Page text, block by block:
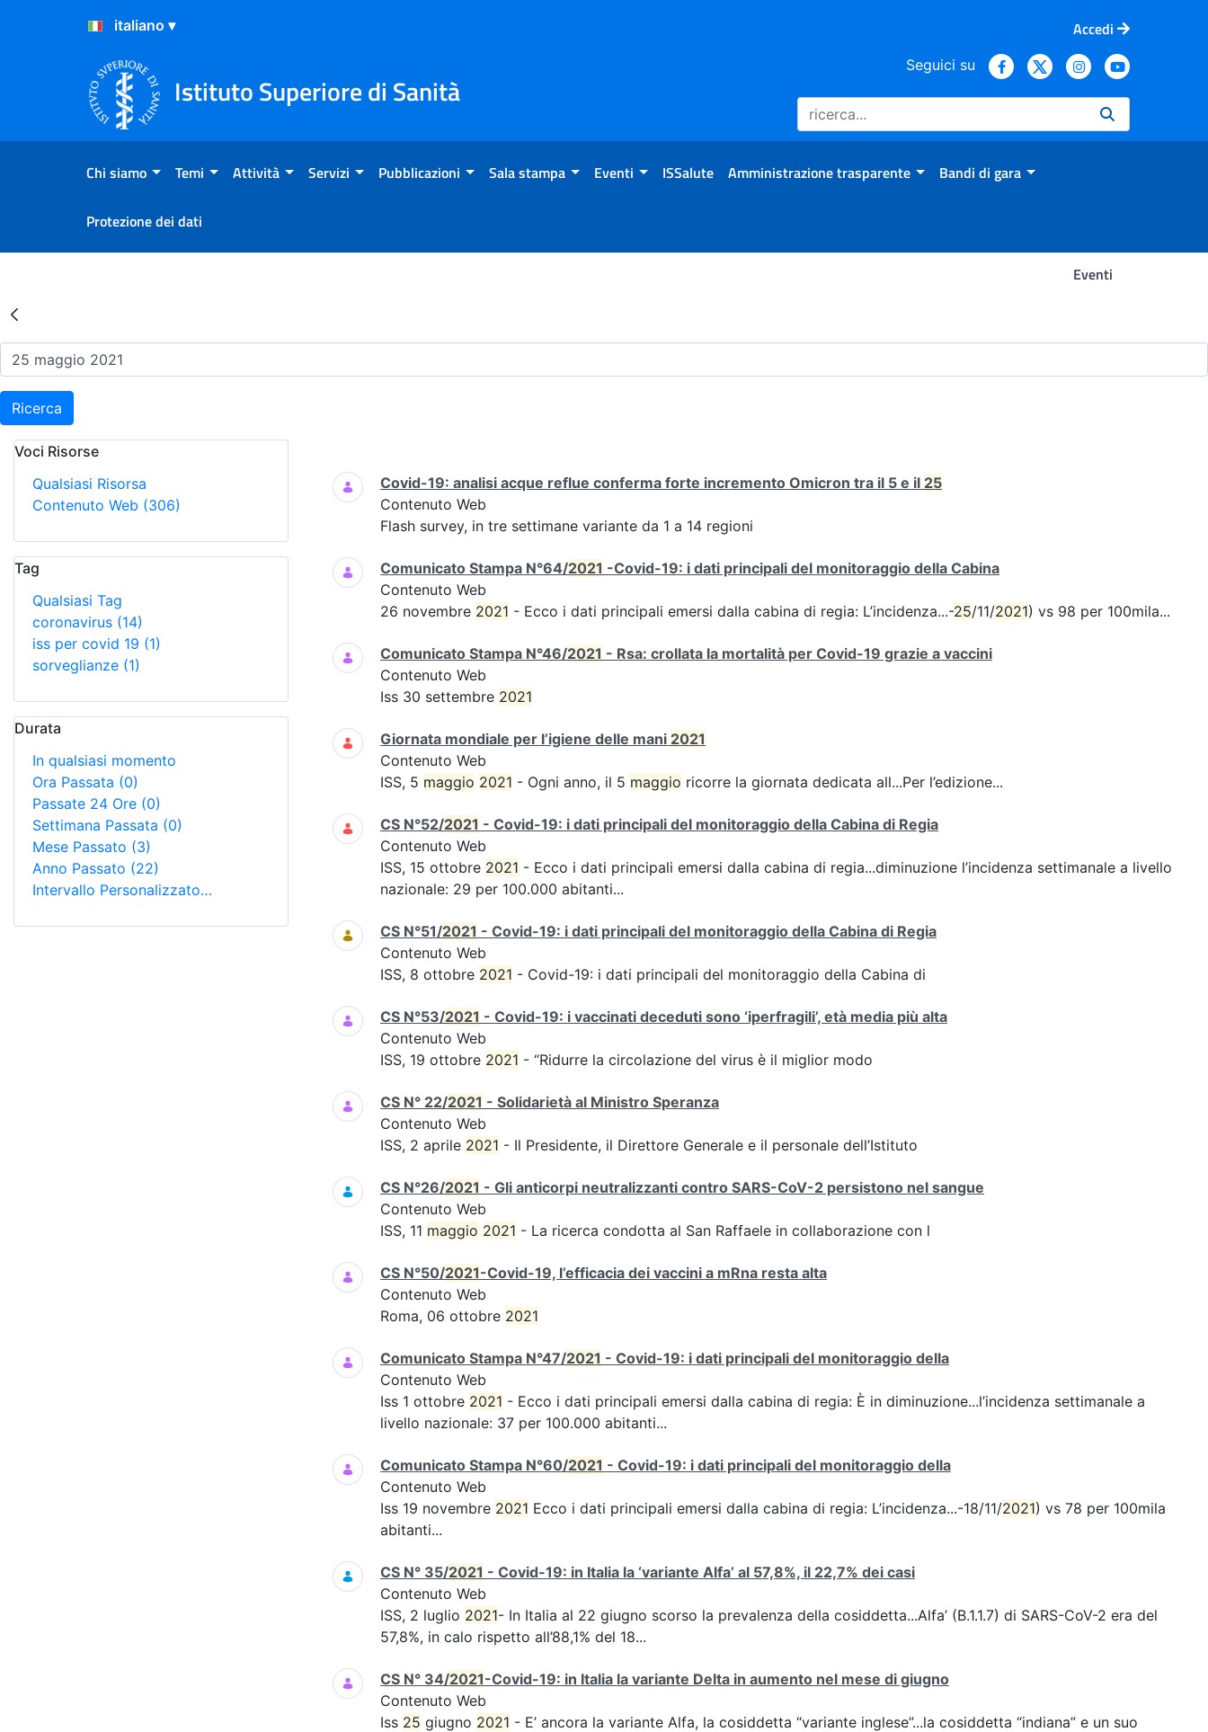
Salta al Contenuto
Salta al Footer
Accedi
Istituto Superiore di Sanità
Seguici su
Chi siamo Temi Attività Servizi Pubblicazioni Sala stampa Eventi ISSalute Amministrazione trasparente Bandi di gara
Protezione dei dati
Eventi
Risultati della Ricerca - Eventi
Ricerca
Voci Risorse
Qualsiasi Risorsa
Contenuto Web (306)
Tag
Qualsiasi Tag
coronavirus (14)
iss per covid 19 (1)
sorveglianze (1)
Durata
In qualsiasi momento
Ora Passata (0)
Passate 24 Ore (0)
Settimana Passata (0)
Mese Passato (3)
Anno Passato (22)
Intervallo Personalizzato…
Ricerca
Covid-19: analisi acque reflue conferma forte incremento Omicron tra il 5 e il 25
Contenuto Web
Flash survey, in tre settimane variante da 1 a 14 regioni
Comunicato Stampa N°64/2021 -Covid-19: i dati principali del monitoraggio della Cabina
Contenuto Web
26 novembre 2021 - Ecco i dati principali emersi dalla cabina di regia: L’incidenza...-25/11/2021) vs 98 per 100mila...
Comunicato Stampa N°46/2021 - Rsa: crollata la mortalità per Covid-19 grazie a vaccini
Contenuto Web
Iss 30 settembre 2021
Giornata mondiale per l’igiene delle mani 2021
Contenuto Web
ISS, 5 maggio 2021 - Ogni anno, il 5 maggio ricorre la giornata dedicata all...Per l’edizione...
CS N°52/2021 - Covid-19: i dati principali del monitoraggio della Cabina di Regia
Contenuto Web
ISS, 15 ottobre 2021 - Ecco i dati principali emersi dalla cabina di regia...diminuzione l’incidenza settimanale a livello
nazionale: 29 per 100.000 abitanti...
CS N°51/2021 - Covid-19: i dati principali del monitoraggio della Cabina di Regia
Contenuto Web
ISS, 8 ottobre 2021 - Covid-19: i dati principali del monitoraggio della Cabina di
CS N°53/2021 - Covid-19: i vaccinati deceduti sono ‘iperfragili’, età media più alta
Contenuto Web
ISS, 19 ottobre 2021 - “Ridurre la circolazione del virus è il miglior modo
CS N° 22/2021 - Solidarietà al Ministro Speranza
Contenuto Web
ISS, 2 aprile 2021 - Il Presidente, il Direttore Generale e il personale dell’Istituto
CS N°26/2021 - Gli anticorpi neutralizzanti contro SARS-CoV-2 persistono nel sangue
Contenuto Web
ISS, 11 maggio 2021 - La ricerca condotta al San Raffaele in collaborazione con l
CS N°50/2021-Covid-19, l’efficacia dei vaccini a mRna resta alta
Contenuto Web
Roma, 06 ottobre 2021
Comunicato Stampa N°47/2021 - Covid-19: i dati principali del monitoraggio della
Contenuto Web
Iss 1 ottobre 2021 - Ecco i dati principali emersi dalla cabina di regia: È in diminuzione...l’incidenza settimanale a
livello nazionale: 37 per 100.000 abitanti...
Comunicato Stampa N°60/2021 - Covid-19: i dati principali del monitoraggio della
Contenuto Web
Iss 19 novembre 2021 Ecco i dati principali emersi dalla cabina di regia: L’incidenza...-18/11/2021) vs 78 per 100mila
abitanti...
CS N° 35/2021 - Covid-19: in Italia la ‘variante Alfa’ al 57,8%, il 22,7% dei casi
Contenuto Web
ISS, 2 luglio 2021- In Italia al 22 giugno scorso la prevalenza della cosiddetta...Alfa’ (B.1.1.7) di SARS-CoV-2 era del
57,8%, in calo rispetto all’88,1% del 18...
CS N° 34/2021-Covid-19: in Italia la variante Delta in aumento nel mese di giugno
Contenuto Web
Iss 25 giugno 2021 - E’ ancora la variante Alfa, la cosiddetta “variante inglese”...la cosiddetta “indiana” e un suo